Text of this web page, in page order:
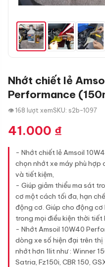
Nhớt chiết lẻ
Performance
👁 168 lượt xemSKU: s2b-1097
41.000 ₫
- Nhớt chiết lẻ Amsoil
chọn nhớt xe máy phù hợp
và tiết kiệm,
- Giúp giảm thiểu ma sát
cơ một cách tối đa, hạn
động cơ. Giúp cho động
trong mọi điều kiện thời tiết
- Nhớt Amsoil 10W40
dòng xe số hiện đại trên
nhớt hơn 1lit như : Winner
Satria, Fz150i, CBR 150,